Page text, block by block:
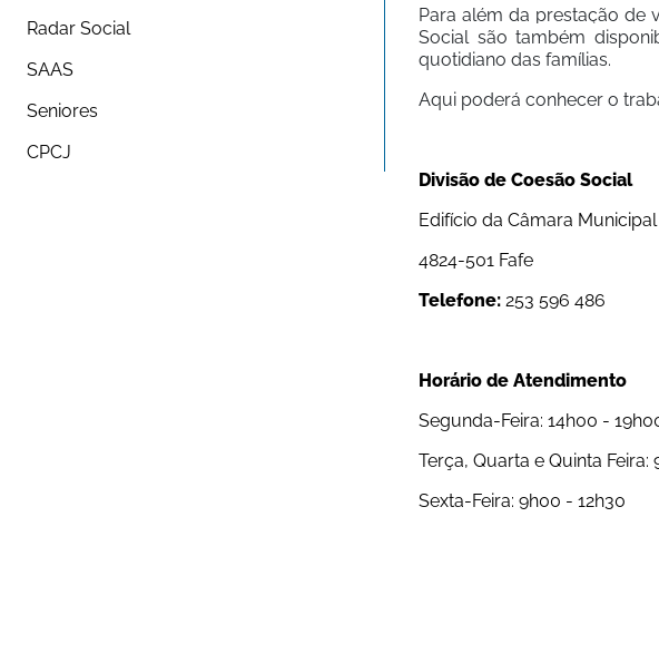
Radar Social
SAAS
Seniores
CPCJ
Para além da prestação de
Social são também
quotidiano das famílias.
Aqui poderá conhecer o
Divisão de Coesão Social
Edifício da Câmara
4824-501 Fafe
Telefone: 253 596 486
Horário de Atendimento
Segunda-Feira: 14h00 -
Terça, Quarta e Quinta Feira:
Sexta-Feira: 9h00 - 12h30